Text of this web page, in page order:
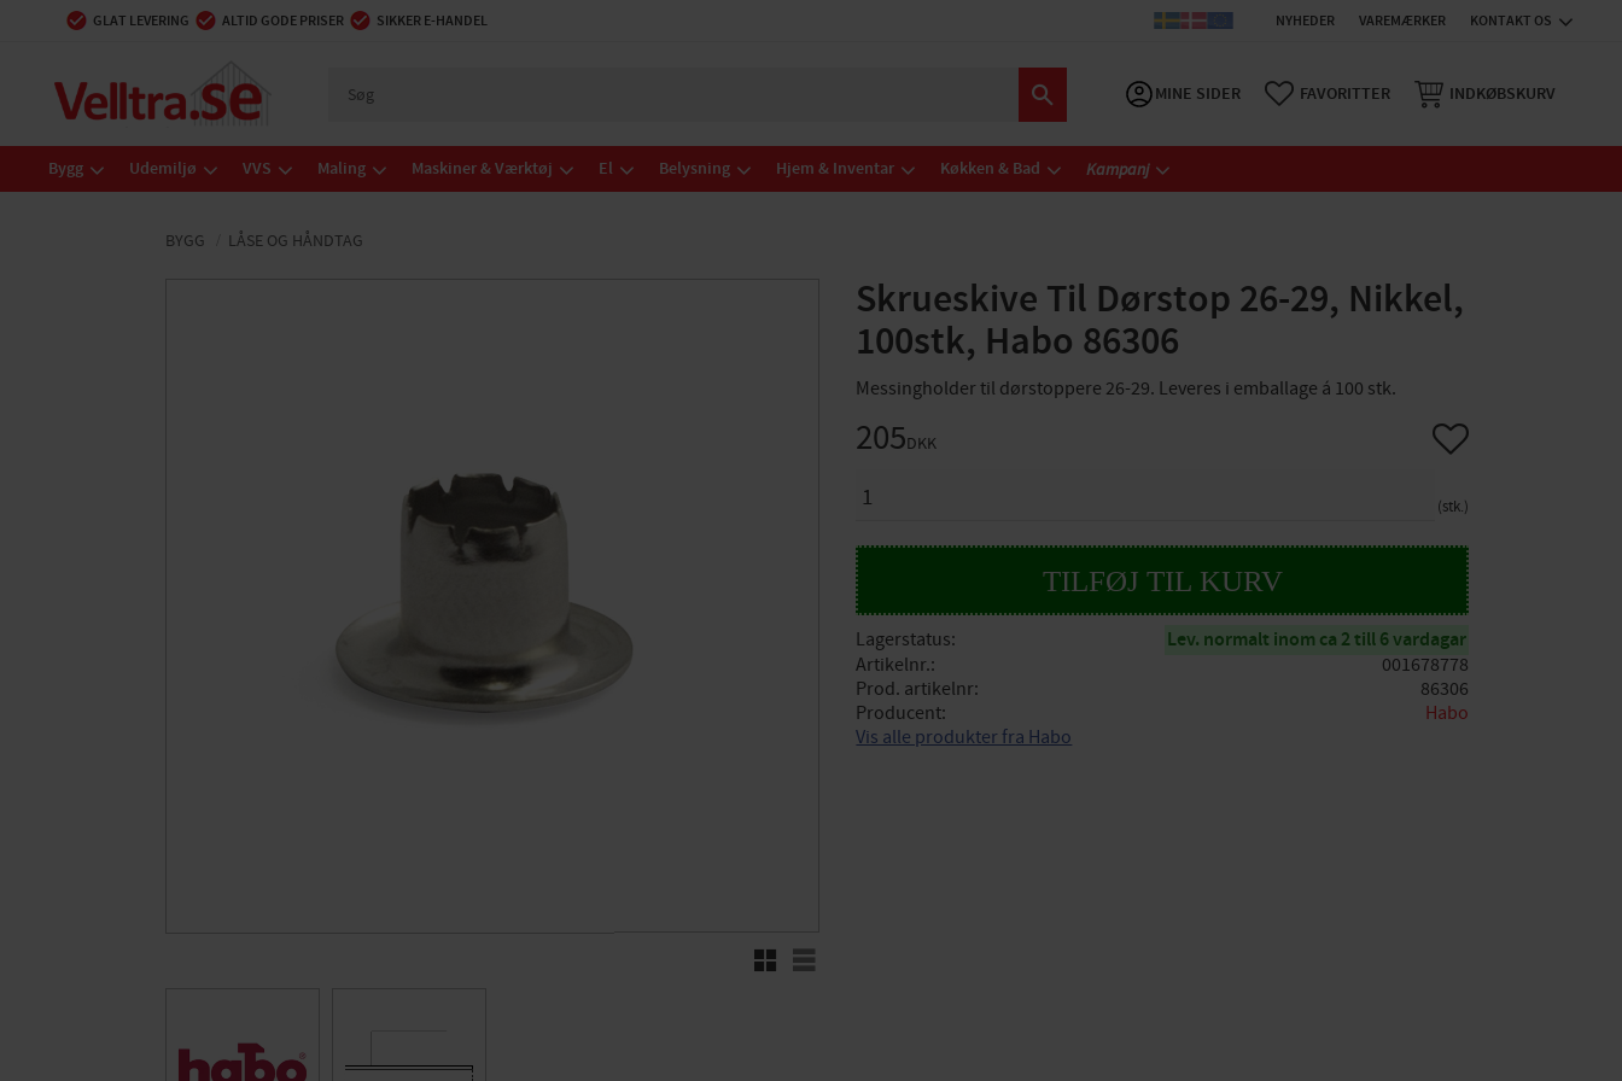
GLAT LEVERING ALTID GODE PRISER SIKKER E-HANDEL NYHEDER VAREMÆRKER KONTAKT OS
MINE SIDER FAVORITTER INDKØBSKURV
Bygg Udemiljø VVS Maling Maskiner & Værktøj El Belysning Hjem & Inventar Køkken & Bad Kampanj
BYGG LÅSE OG HÅNDTAG
Skrueskive Til Dørstop 26-29, Nikkel,
100stk, Habo 86306
Messingholder til dørstoppere 26-29. Leveres i emballage á 100 stk.
RutenettListe
205DKK
stk.
Gem som favorit
Lagerstatus Lev. normalt inom ca 2 till 6 vardagar
Artikelnr.
001678778
Prod. artikelnr
86306
Producent
Habo
Vis alle produkter fra Habo